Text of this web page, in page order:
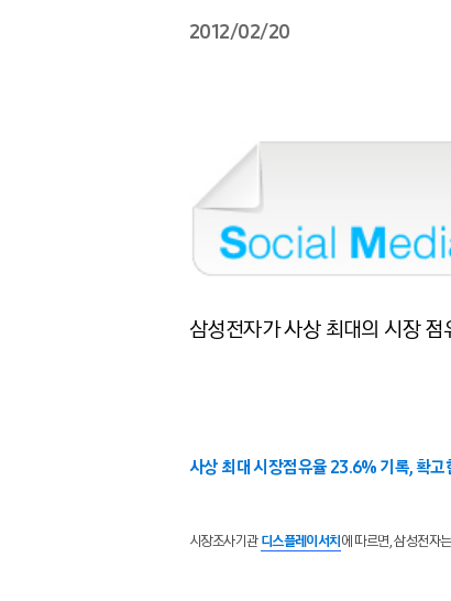
2012/02/20
삼성전자가 사상 최대의 시장
사상 최대 시장점유율 23.6% 기록, 확고
시장조사기관디스플레이서치 에 따르면, 삼성전자